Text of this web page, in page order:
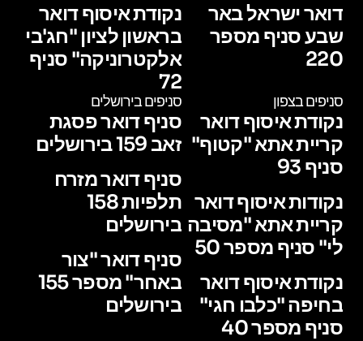
דואר ישראל באר
שבע סניף מספר
220
נקודת איסוף דואר
בראשון לציון "חג'בי
אלקטרוניקה" סניף
72
סניפים בצפון
נקודת איסוף דואר
קריית אתא "קטוף"
סניף 93
נקודות איסוף דואר
קריית אתא "מסיבה
לי" סניף מספר 50
נקודת איסוף דואר
בחיפה "כלבו חגי"
סניף מספר 40
סניפים בירושלים
סניף דואר פסגת
זאב 159 בירושלים
סניף דואר מזרח
תלפיות 158
בירושלים
סניף דואר "צור
באחר" מספר 155
בירושלים